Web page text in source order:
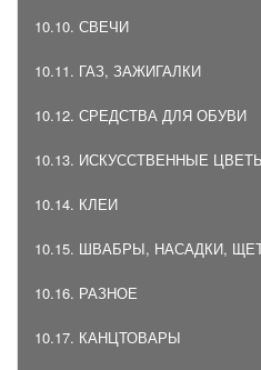
10.10. СВЕЧИ
10.11. ГАЗ, ЗАЖИГАЛКИ
10.12. СРЕДСТВА ДЛЯ ОБУВИ
10.13. ИСКУССТВЕННЫЕ
10.14. КЛЕИ
10.15. ШВАБРЫ, НАСАДКИ,
10.16. РАЗНОЕ
10.17. КАНЦТОВАРЫ